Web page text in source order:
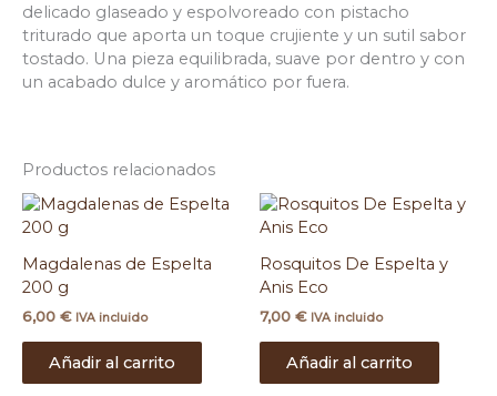
delicado glaseado y espolvoreado con pistacho
triturado que aporta un toque crujiente y un sutil sabor
tostado. Una pieza equilibrada, suave por dentro y con
un acabado dulce y aromático por fuera.
Productos relacionados
Magdalenas de Espelta
200 g
6,00 € IVA incluido
Añadir al carrito
Rosquitos De Espelta y
Anis Eco
7,00 € IVA incluido
Añadir al carrito